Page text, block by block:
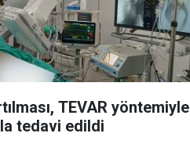
TEVAR yöntemiyle
tedavi edildi